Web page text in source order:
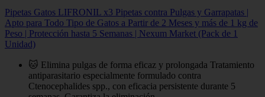
Pipetas Gatos LIFRONIL x3 Pipetas contra Pulgas y Garrapatas |
Apto para Todo Tipo de Gatos a Partir de 2 Meses y más de 1 kg de
Peso | Protección hasta 5 Semanas | Nexum Market (Pack de 1
Unidad)
🐱 Elimina pulgas de forma eficaz y prolongada Tratamiento
antiparasitario especialmente formulado contra
Ctenocephalides spp., con eficacia persistente durante 5